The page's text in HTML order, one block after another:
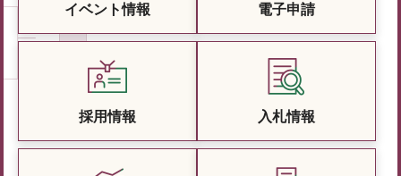
イベント情報 電子申請
採用情報 入札情報